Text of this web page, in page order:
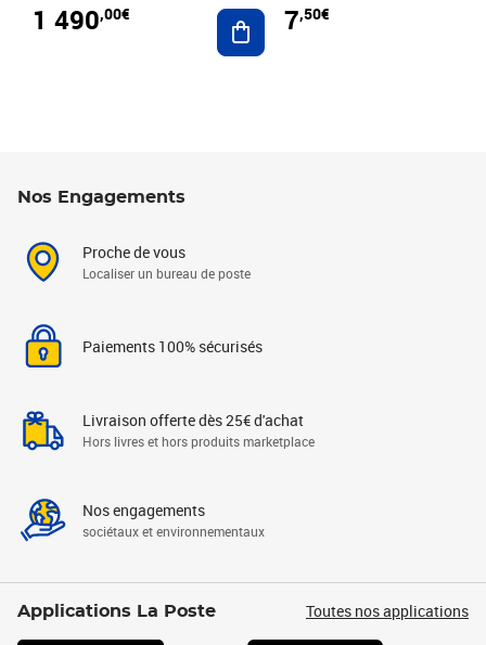
1 490,00€ Ajouter au panier
7,50€
Nos Engagements
Proche de vous
Localiser un bureau de poste
Paiements 100% sécurisés
Livraison offerte dès 25€ d'achat
Hors livres et hors produits marketplace
Nos engagements
sociétaux et environnementaux
Applications La Poste Toutes nos applications